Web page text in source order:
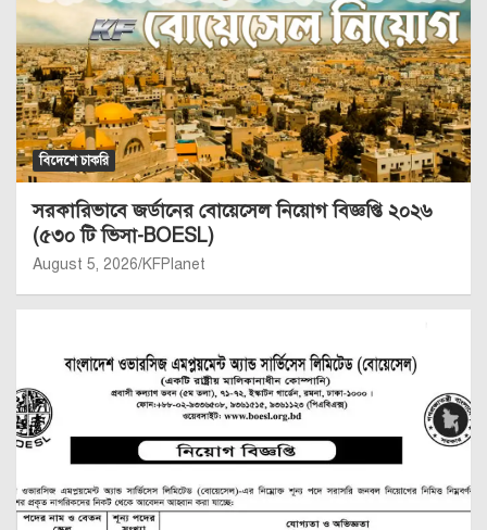
বিদেশে চাকরি
সরকারিভাবে জর্ডানের বোয়েসেল নিয়োগ বিজ্ঞপ্তি ২০২৬
(৫৩০ টি ভিসা-BOESL)
August 5, 2026 KFPlanet